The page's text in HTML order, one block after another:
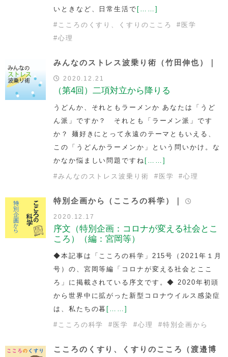
いときなど、日常生活で [……]
# こころのくすり、くすりのこころ # 医学
#心理
みんなのストレス波乗り術（竹田伸也）｜
2020.12.21
（第4回）二項対立から降りる
うどんか、それともラーメンか あなたは「うど
ん派」ですか？ それとも「ラーメン派」です
か？ 麺好きにとって永遠のテーマともいえる、
この「うどんかラーメンか」という問いかけ。な
かなか悩ましい問題ですね [……]
#みんなのストレス波乗り術 # 医学 #心理
特別企画から（こころの科学）｜
2020.12.17
序文（特別企画：コロナが変える社会とこ
ころ）（編：宮岡等）
◆本記事は「こころの科学」215号（2021年１月
号）の、宮岡等編「コロナが変える社会とここ
ろ」に掲載されている序文です。◆ 2020年初頭
から世界中に拡がった新型コロナウイルス感染症
は、私たちの暮 [……]
# こころの科学 # 医学 #心理 #特別企画から
こころのくすり、くすりのこころ（渡邉博